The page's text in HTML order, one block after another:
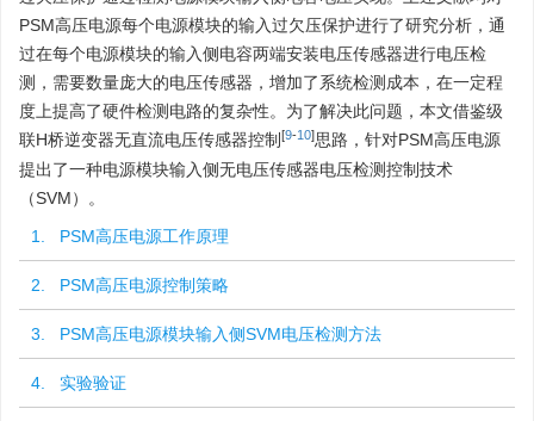
PSM高压电源每个电源模块的输入过欠压保护进行了研究分析，通
过在每个电源模块的输入侧电容两端安装电压传感器进行电压检
测，需要数量庞大的电压传感器，增加了系统检测成本，在一定程
度上提高了硬件检测电路的复杂性。为了解决此问题，本文借鉴级
联H桥逆变器无直流电压传感器控制 [9-10]思路，针对PSM高压电源
提出了一种电源模块输入侧无电压传感器电压检测控制技术
（SVM）。
1. PSM高压电源工作原理
2. PSM高压电源控制策略
3. PSM高压电源模块输入侧SVM电压检测方法
4. 实验验证